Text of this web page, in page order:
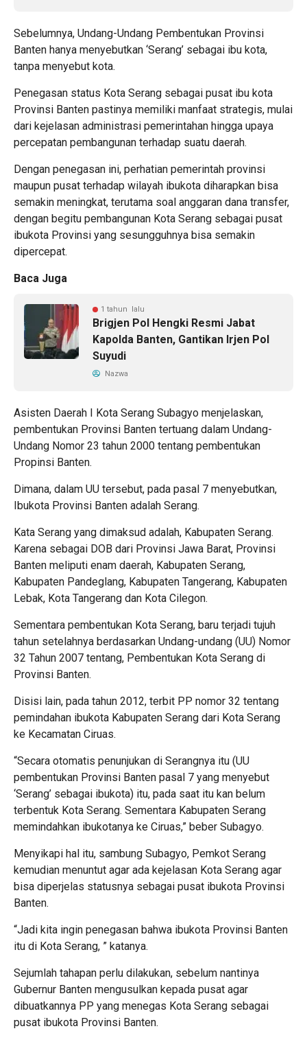
Sebelumnya, Undang-Undang Pembentukan Provinsi
Banten hanya menyebutkan ‘Serang’ sebagai ibu kota,
tanpa menyebut kota.
Penegasan status Kota Serang sebagai pusat ibu kota
Provinsi Banten pastinya memiliki manfaat strategis, mulai
dari kejelasan administrasi pemerintahan hingga upaya
percepatan pembangunan terhadap suatu daerah.
Dengan penegasan ini, perhatian pemerintah provinsi
maupun pusat terhadap wilayah ibukota diharapkan bisa
semakin meningkat, terutama soal anggaran dana transfer,
dengan begitu pembangunan Kota Serang sebagai pusat
ibukota Provinsi yang sesungguhnya bisa semakin
dipercepat.
Baca Juga
1 tahun lalu
Brigjen Pol Hengki Resmi Jabat
Kapolda Banten, Gantikan Irjen Pol
Suyudi
Nazwa
Asisten Daerah I Kota Serang Subagyo menjelaskan,
pembentukan Provinsi Banten tertuang dalam Undang-
Undang Nomor 23 tahun 2000 tentang pembentukan
Propinsi Banten.
Dimana, dalam UU tersebut, pada pasal 7 menyebutkan,
Ibukota Provinsi Banten adalah Serang.
Kata Serang yang dimaksud adalah, Kabupaten Serang.
Karena sebagai DOB dari Provinsi Jawa Barat, Provinsi
Banten meliputi enam daerah, Kabupaten Serang,
Kabupaten Pandeglang, Kabupaten Tangerang, Kabupaten
Lebak, Kota Tangerang dan Kota Cilegon.
Sementara pembentukan Kota Serang, baru terjadi tujuh
tahun setelahnya berdasarkan Undang-undang (UU) Nomor
32 Tahun 2007 tentang, Pembentukan Kota Serang di
Provinsi Banten.
Disisi lain, pada tahun 2012, terbit PP nomor 32 tentang
pemindahan ibukota Kabupaten Serang dari Kota Serang
ke Kecamatan Ciruas.
“Secara otomatis penunjukan di Serangnya itu (UU
pembentukan Provinsi Banten pasal 7 yang menyebut
‘Serang’ sebagai ibukota) itu, pada saat itu kan belum
terbentuk Kota Serang. Sementara Kabupaten Serang
memindahkan ibukotanya ke Ciruas,” beber Subagyo.
Menyikapi hal itu, sambung Subagyo, Pemkot Serang
kemudian menuntut agar ada kejelasan Kota Serang agar
bisa diperjelas statusnya sebagai pusat ibukota Provinsi
Banten.
“Jadi kita ingin penegasan bahwa ibukota Provinsi Banten
itu di Kota Serang, ” katanya.
Sejumlah tahapan perlu dilakukan, sebelum nantinya
Gubernur Banten mengusulkan kepada pusat agar
dibuatkannya PP yang menegas Kota Serang sebagai
pusat ibukota Provinsi Banten.